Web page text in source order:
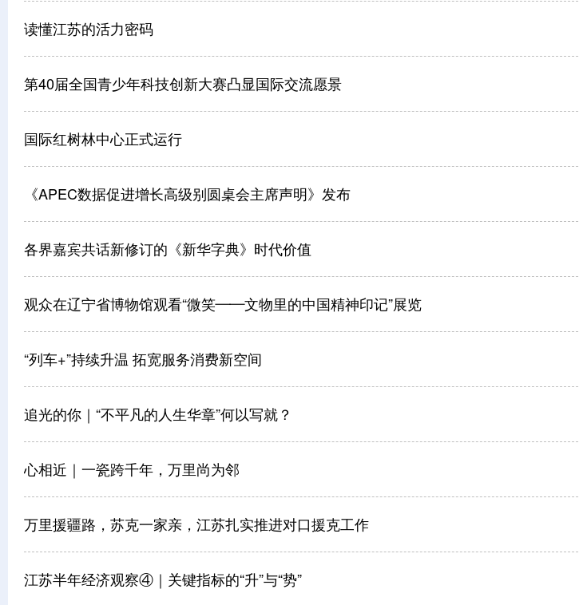
读懂江苏的活力密码
第40届全国青少年科技创新大赛凸显国际交流愿景
国际红树林中心正式运行
《APEC数据促进增长高级别圆桌会主席声明》发布
各界嘉宾共话新修订的《新华字典》时代价值
观众在辽宁省博物馆观看“微笑——文物里的中国精神印记”展览
“列车+”持续升温 拓宽服务消费新空间
追光的你｜“不平凡的人生华章”何以写就？
心相近｜一瓷跨千年，万里尚为邻
万里援疆路，苏克一家亲，江苏扎实推进对口援克工作
江苏半年经济观察④｜关键指标的“升”与“势”